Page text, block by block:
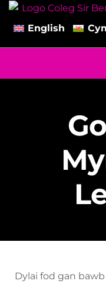
English
Dylai fod gan bawb